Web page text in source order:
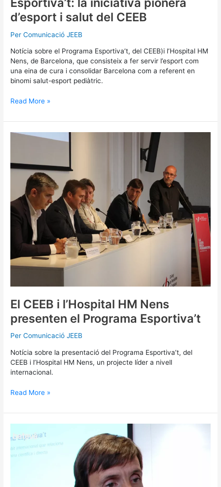
d’esport i salut del CEEB
Per Comunicació JEEB
Notícia sobre el Programa Esportiva’t, del CEEB)i l’Hospital HM
Nens, de Barcelona, que consisteix a fer servir l’esport com
una eina de cura i consolidar Barcelona com a referent en
binomi salut-esport pediàtric.
Read More »
El CEEB i l’Hospital HM Nens
presenten el Programa Esportiva’t
Per Comunicació JEEB
Notícia sobre la presentació del Programa Esportiva’t, del
CEEB i l’Hospital HM Nens, un projecte líder a nivell
internacional.
l’Hospital
Nens
presenten
el
Programa
Esportiva’t
Read More »
Programa
Esportiva’t
a